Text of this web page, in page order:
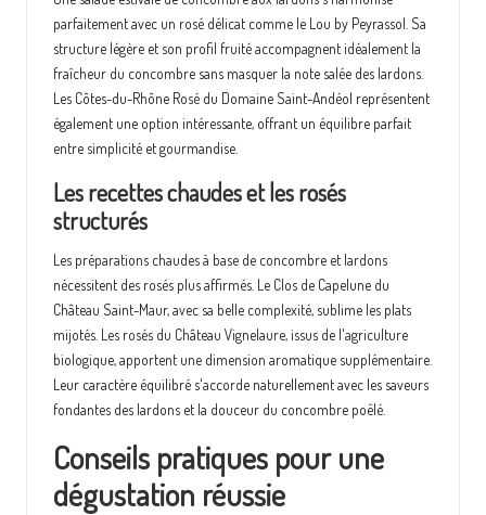
parfaitement avec un rosé délicat comme le Lou by Peyrassol. Sa
structure légère et son profil fruité accompagnent idéalement la
fraîcheur du concombre sans masquer la note salée des lardons.
Les Côtes-du-Rhône Rosé du Domaine Saint-Andéol représentent
également une option intéressante, offrant un équilibre parfait
entre simplicité et gourmandise.
Les recettes chaudes et les rosés
structurés
Les préparations chaudes à base de concombre et lardons
nécessitent des rosés plus affirmés. Le Clos de Capelune du
Château Saint-Maur, avec sa belle complexité, sublime les plats
mijotés. Les rosés du Château Vignelaure, issus de l'agriculture
biologique, apportent une dimension aromatique supplémentaire.
Leur caractère équilibré s'accorde naturellement avec les saveurs
fondantes des lardons et la douceur du concombre poêlé.
Conseils pratiques pour une
dégustation réussie